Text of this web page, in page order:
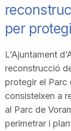
per
L’Ajuntament
reconstrucció
protegir el Parc
consisteixen a
al Parc de
perimetrar i